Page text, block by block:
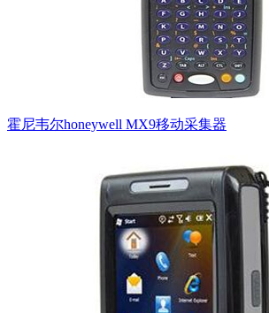
霍尼韦尔honeywell MX9移动采集器